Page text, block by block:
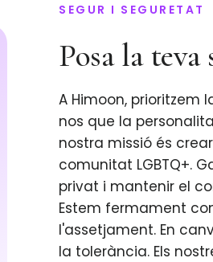
SEGUR I SEGURETAT
Posa la
A Himoon, prioritzem
nos que la
nostra missió és
comunitat LGBTQ+.
privat i mantenir el
Estem fermament
l'assetjament. En
la tolerància. Els